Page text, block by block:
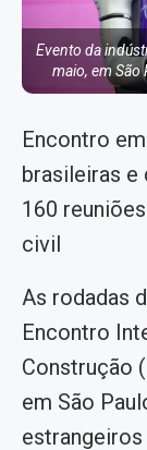
Evento da
maio, em São
Encontro
brasileiras
160
civil
As rodadas
Encontro
Construção
em São